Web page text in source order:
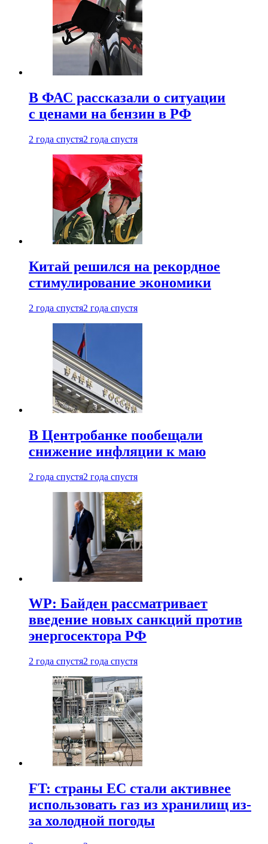
В ФАС рассказали о ситуации
с ценами на бензин в РФ
2 года спустя2 года спустя
Китай решился на рекордное
стимулирование экономики
2 года спустя2 года спустя
В Центробанке пообещали
снижение инфляции к маю
2 года спустя2 года спустя
WP: Байден рассматривает
введение новых санкций против
энергосектора РФ
2 года спустя2 года спустя
FT: страны ЕС стали активнее
использовать газ из хранилищ из-
за холодной погоды